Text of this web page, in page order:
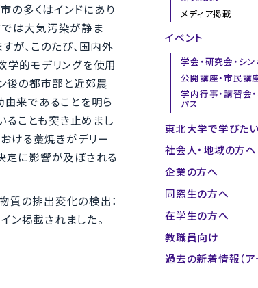
の多くはインドにあり
では大気汚染が静ま
が、このたび、国内外
学的モデリングを使用
後の都市部と近郊農
来であることを明ら
ることも突き止めまし
ける藁焼きがデリー
定に影響が及ぼされる
質の排出変化の検出：
ン掲載されました。
メディア掲載
イベント
学会・研究会・シ
公開講座・市民講
学内行事・講習会
パス
東北大学で学びた
社会人・地域の方へ
企業の方へ
同窓生の方へ
在学生の方へ
教職員向け
過去の新着情報（ア